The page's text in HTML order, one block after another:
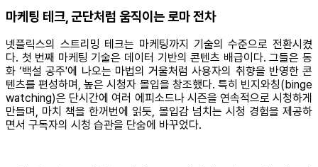
마케팅 테크, 군단처럼 움직이는 로마 전차
넷플릭스의 스트리밍 테크는 마케팅까지 기술의 수준으로 전환시켰
다. 첫 번째 마케팅 기술은 데이터 기반의 콘텐츠 배급이다. 그들은 동
화 ‘백설 공주'에 나오는 마법의 거울처럼 사용자의 취향을 반영한 콘
텐츠를 편성하며, 높은 시청자 몰입을 창조했다. 특히 빈지와칭(binge
watching)은 단시간에 여러 에피소드나 시즌을 연속적으로 시청하게
만들며, 마치 책을 한꺼번에 읽듯, 몰입감 넘치는 시청 경험을 제공하
면서 구독자의 시청 습관을 단숨에 바꾸었다.